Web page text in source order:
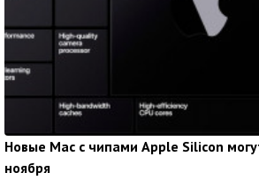
Новые Mac с чипами Apple Silicon
ноября